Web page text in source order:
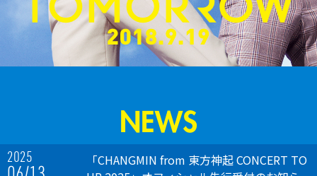
NEWS
2025
「CHANGMIN from 東方神起 CONCERT TO